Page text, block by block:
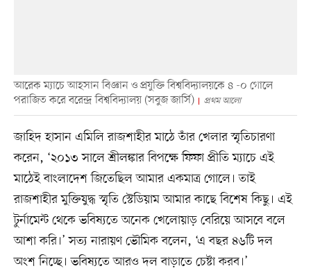
আরেক ম্যাচে আহসান বিজ্ঞান ও প্রযুক্তি বিশ্ববিদ্যালয়কে ৪ -০ গোলে
পরাজিত করে বরেন্দ্র বিশ্ববিদ্যালয় (সবুজ জার্সি)
প্রথম আলো
জাহিদ হাসান এমিলি রাজশাহীর মাঠে তাঁর খেলার স্মৃতিচারণা
করেন, ‘২০১৩ সালে শ্রীলঙ্কার বিপক্ষে ফিফা প্রীতি ম্যাচে এই
মাঠেই বাংলাদেশ জিতেছিল আমার একমাত্র গোলে। তাই
রাজশাহীর মুক্তিযুদ্ধ স্মৃতি স্টেডিয়াম আমার কাছে বিশেষ কিছু। এই
টুর্নামেন্ট থেকে ভবিষ্যতে অনেক খেলোয়াড় বেরিয়ে আসবে বলে
আশা করি।’ সত্য নারায়ণ ভৌমিক বলেন, ‘এ বছর ৪৬টি দল
অংশ নিচ্ছে। ভবিষ্যতে আরও দল বাড়াতে চেষ্টা করব।’